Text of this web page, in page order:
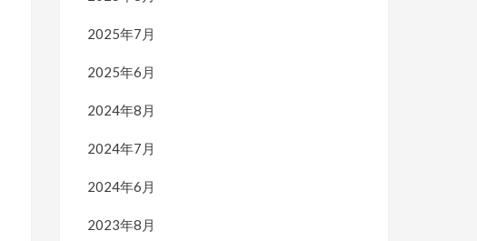
2025年7月
2025年6月
2024年8月
2024年7月
2024年6月
2023年8月